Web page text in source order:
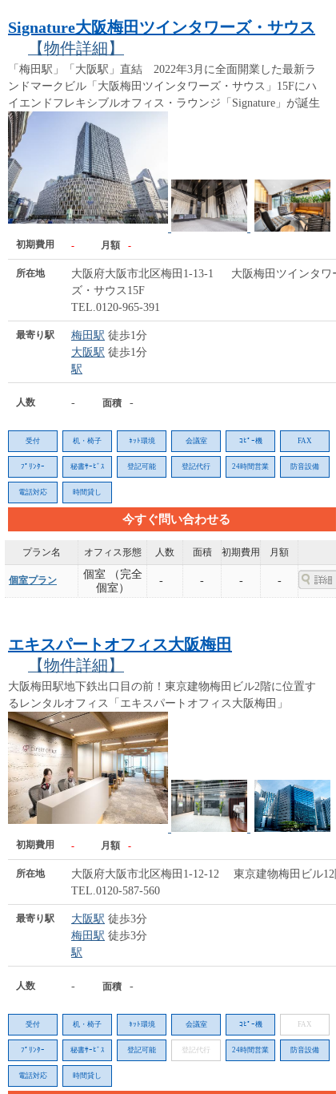
Signature大阪梅田ツインタワーズ・サウス
【物件詳細】
「梅田駅」「大阪駅」直結 2022年3月に全面開業した最新ラ
ンドマークビル「大阪梅田ツインタワーズ・サウス」15Fにハ
イエンドフレキシブルオフィス・ラウンジ「Signature」が誕生
初期費用 - 月額 -
所在地
大阪府大阪市北区梅田1-13-1 大阪梅田ツインタワ
ズ・サウス15F
TEL.0120-965-391
最寄り駅 梅田駅 徒歩1分
大阪駅 徒歩1分
駅
人数 - 面積 -
受付 机・椅子 ﾈｯﾄ環境 会議室 ｺﾋﾟｰ機 FAX
ﾌﾟﾘﾝﾀｰ 秘書ｻｰﾋﾞｽ 登記可能 登記代行 24時間営業 防音設備
電話対応 時間貸し
今すぐ問い合わせる
プラン名 オフィス形態 人数 面積 初期費用 月額
個室プラン
個室 （完全
個室）
- - - -
エキスパートオフィス大阪梅田
【物件詳細】
大阪梅田駅地下鉄出口目の前！東京建物梅田ビル2階に位置す
るレンタルオフィス「エキスパートオフィス大阪梅田」
初期費用 - 月額 -
所在地
大阪府大阪市北区梅田1-12-12 東京建物梅田ビル12
TEL.0120-587-560
最寄り駅 大阪駅 徒歩3分
梅田駅 徒歩3分
駅
人数 - 面積 -
受付 机・椅子 ﾈｯﾄ環境 会議室 ｺﾋﾟｰ機 FAX
ﾌﾟﾘﾝﾀｰ 秘書ｻｰﾋﾞｽ 登記可能 登記代行 24時間営業 防音設備
電話対応 時間貸し